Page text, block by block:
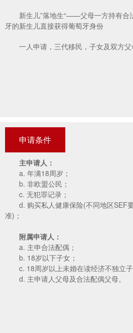
新生儿”落地生“——父母一方持有合
牙的新生儿直接获得葡萄牙身份
一人申请，三代移民，子女及双方
申请条件
主申请人：
a. 年满18周岁；
b. 非欧盟公民；
c. 无犯罪记录；
d. 购买私人健康保险(不同地区SEF
准)；
附属申请人：
a. 主申合法配偶；
b. 18岁以下子女；
c. 18周岁以上未婚在读经济不独立子
d. 主申请人父母及合法配偶父母。